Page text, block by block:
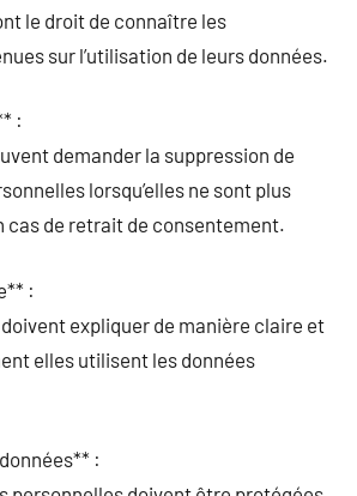
le droit de connaître les
sur l’utilisation de leurs données.
:
demander la suppression de
lorsqu’elles ne sont plus
cas de retrait de consentement.
:
expliquer de manière claire et
elles utilisent les données
: